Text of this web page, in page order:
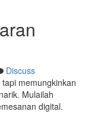
Discuss
memungkinkan
Mulailah
digital.